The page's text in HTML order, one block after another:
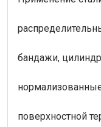
бандажи,
поверхностной